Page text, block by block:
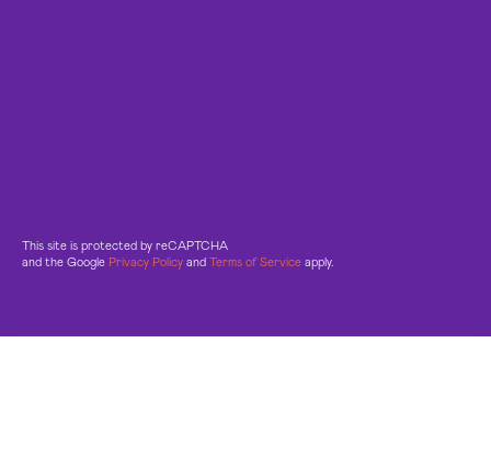
This site is protected by reCAPTCHA
and the Google Privacy Policy and Terms of Service apply.